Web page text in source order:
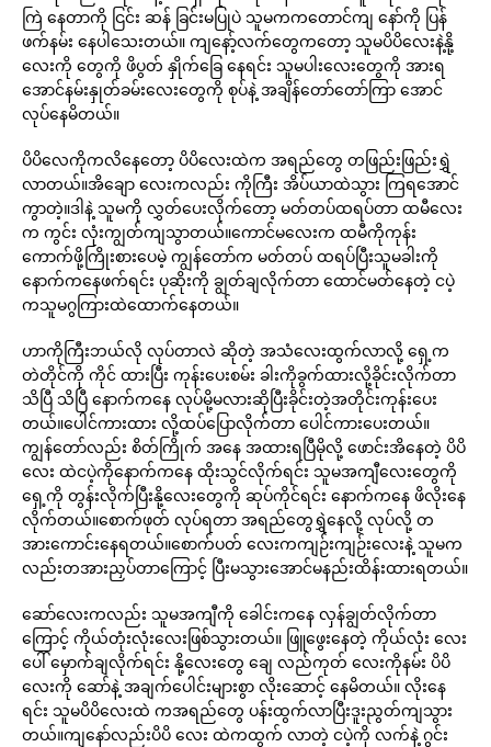
ကြဲ နေတာကို ငြင်း ဆန် ခြင်းမပြုပဲ သူမကကတောင်ကျ နော်ကို ပြန်
ဖက်နမ်း နေပါသေးတယ်။ ကျနော့်လက်တွေကတော့ သူမပိပိလေးနဲ့နို့
လေးကို တွေကို ဖိပွတ် နှိုက်ခြေ နေရင်း သူမပါးလေးတွေကို အားရ
အောင်နမ်းနှုတ်ခမ်းလေးတွေကို စုပ်နဲ့ အချိန်တော်တော်ကြာ အောင်
လုပ်နေမိတယ်။
ပိပိလေကိုကလိနေတော့ ပိပိလေးထဲက အရည်တွေ တဖြည်းဖြည်းရွှဲ
လာတယ်။အိချော လေးကလည်း ကိုကြီး အိပ်ယာထဲသွား ကြရအောင်
ကွာတဲ့။ဒါနဲ့ သူမကို လွှတ်ပေးလိုက်တော့ မတ်တပ်ထရပ်တာ ထမီလေး
က ကွင်း လုံးကျွတ်ကျသွာတယ်။ကောင်မလေးက ထမီကိုကုန်း
ကောက်ဖို့ကြိုးစားပေမဲ့ ကျွန်တော်က မတ်တပ် ထရပ်ပြီးသူမခါးကို
နောက်ကနေဖက်ရင်း ပုဆိုးကို ချွတ်ချလိုက်တာ ထောင်မတ်နေတဲ့ ငပဲ့
ကသူမဂွကြားထဲထောက်နေတယ်။
ဟာကိုကြီးဘယ်လို လုပ်တာလဲ ဆိုတဲ့ အသံလေးထွက်လာလို့ ရှေ့က
တဲတိုင်ကို ကိုင် ထားပြီး ကုန်းပေးစမ်း ခါးကိုခွက်ထားလို့ခိုင်းလိုက်တာ
သိပြီ သိပြီ နောက်ကနေ လုပ်မို့မလားဆိုပြီးခိုင်းတဲ့အတိုင်းကုန်းပေး
တယ်။ပေါင်ကားထား လို့ထပ်ပြောလိုက်တာ ပေါင်ကားပေးတယ်။
ကျွန်တော်လည်း စိတ်ကြိုက် အနေ အထားရပြီမိုလို့ ဖောင်းအိနေတဲ့ ပိပိ
လေး ထဲငပဲ့ကိုနောက်ကနေ ထိုးသွင်လိုက်ရင်း သူမအကျီလေးတွေကို
ရှေ့ကို တွန်းလိုက်ပြီးနို့လေးတွေကို ဆုပ်ကိုင်ရင်း နောက်ကနေ ဖိလိုးနေ
လိုက်တယ်။စောက်ဖုတ် လုပ်ရတာ အရည်တွေရွှဲနေလို့ လုပ်လို့ တ
အားကောင်းနေရတယ်။စောက်ပတ် လေးကကျဉ်းကျဉ်းလေးနဲ့ သူမက
လည်းတအားညှပ်တာကြောင့် ပြီးမသွားအောင်မနည်းထိန်းထားရတယ်။
ဆော်လေးကလည်း သူမအကျီကို ခေါင်းကနေ လှန်ချွတ်လိုက်တာ
ကြောင့် ကိုယ်တုံးလုံးလေးဖြစ်သွားတယ်။ ဖြူဖွေးနေတဲ့ ကိုယ်လုံး လေး
ပေါ် မှောက်ချလိုက်ရင်း နို့လေးတွေ ချေ လည်ကုတ် လေးကိုနမ်း ပိပိ
လေးကို ဆော်နဲ့ အချက်ပေါင်းများစွာ လိုးဆောင့် နေမိတယ်။ လိုးနေ
ရင်း သူမပိပိလေးထဲ ကအရည်တွေ ပန်းထွက်လာပြီးဒူးညွတ်ကျသွား
တယ်။ကျနော်လည်းပိပိ လေး ထဲကထွက် လာတဲ့ ငပဲ့ကို လက်နဲ့ ဂွင်း